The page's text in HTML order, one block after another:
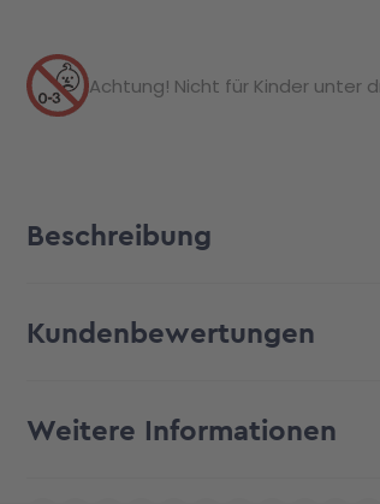
Achtung! Nicht für Kinder unter
Beschreibung
Kundenbewertungen
Weitere Informationen